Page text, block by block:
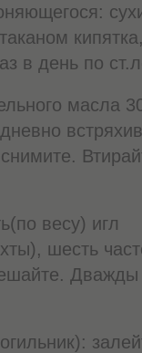
в день по
масла
весу) игл
шесть
Дважды